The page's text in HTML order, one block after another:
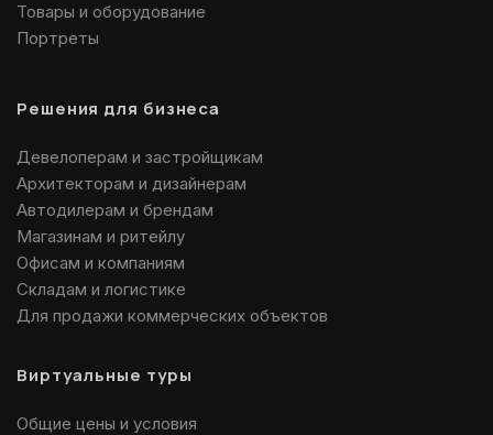
Товары и оборудование
Портреты
Решения для бизнеса
Девелоперам и застройщикам
Архитекторам и дизайнерам
Автодилерам и брендам
Магазинам и ритейлу
Офисам и компаниям
Складам и логистике
Для продажи коммерческих объектов
Виртуальные туры
Общие цены и условия